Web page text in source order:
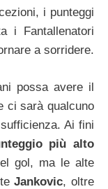
i punteggi
i Fantallenatori
a sorridere.
possa avere il
ci sarà qualcuno
Ai fini
più alto
gol, ma le alte
Jankovic, oltre